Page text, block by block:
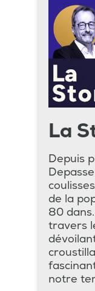
La
Depuis
de la
80
travers
notre